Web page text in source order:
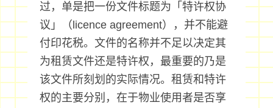
过，单是把一份文件标题为「特许权协
议」（licence agreement），并不能避
付印花税。文件的名称并不足以决定其
为租赁文件还是特许权，最重要的乃是
该文件所刻划的实际情况。租赁和特许
权的主要分别，在于物业使用者是否享